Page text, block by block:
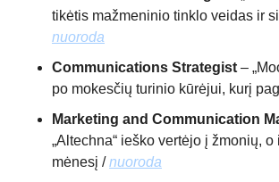
tikėtis mažmeninio tinklo veidas ir
nuoroda
Communications Strategist –
po mokesčių turinio kūrėjui, kurį
Marketing and Communication
„Altechna“ ieško vertėjo į žmonių,
mėnesį /nuoroda